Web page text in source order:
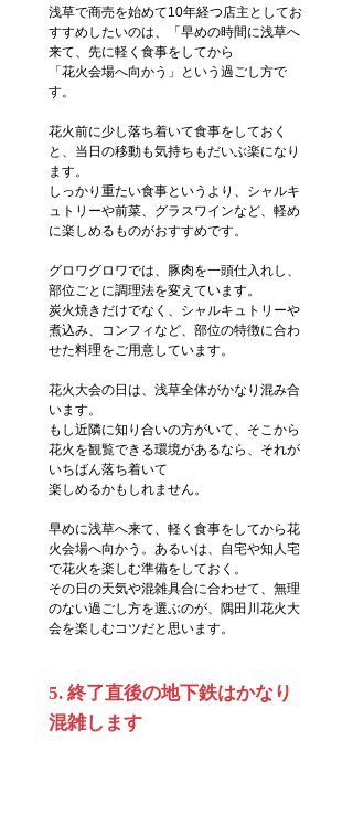
浅草で商売を始めて10年経つ店主としてお
すすめしたいのは、「早めの時間に浅草へ
来て、先に軽く食事をしてから
「花火会場へ向かう」という過ごし方で
す。
花火前に少し落ち着いて食事をしておく
と、当日の移動も気持ちもだいぶ楽になり
ます。
しっかり重たい食事というより、シャルキ
ュトリーや前菜、グラスワインなど、軽め
に楽しめるものがおすすめです。
グロワグロワでは、豚肉を一頭仕入れし、
部位ごとに調理法を変えています。
炭火焼きだけでなく、シャルキュトリーや
煮込み、コンフィなど、部位の特徴に合わ
せた料理をご用意しています。
花火大会の日は、浅草全体がかなり混み合
います。
もし近隣に知り合いの方がいて、そこから
花火を観覧できる環境があるなら、それが
いちばん落ち着いて
楽しめるかもしれません。
早めに浅草へ来て、軽く食事をしてから花
火会場へ向かう。あるいは、自宅や知人宅
で花火を楽しむ準備をしておく。
その日の天気や混雑具合に合わせて、無理
のない過ごし方を選ぶのが、隅田川花火大
会を楽しむコツだと思います。
5. 終了直後の地下鉄はかなり
混雑します